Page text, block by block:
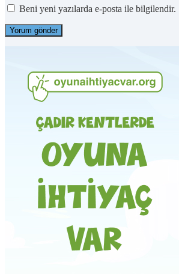
Beni yeni yazılarda e-posta ile bilgilendir.